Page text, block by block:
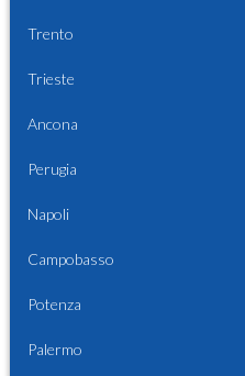
Trento
Trieste
Ancona
Perugia
Napoli
Campobasso
Potenza
Palermo